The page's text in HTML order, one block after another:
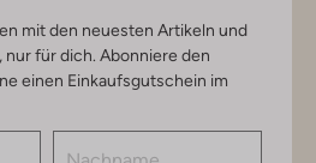
mit den neuesten Artikeln und
für dich. Abonniere den
einen Einkaufsgutschein im